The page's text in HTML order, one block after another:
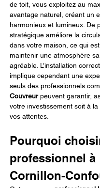
de toit, vous exploitez au
avantage naturel, créant un
harmonieux et lumineux. De
stratégique améliore la
dans votre maison, ce qui
maintenir une atmosphère
agréable. L’installation
implique cependant une
seuls des professionnels
Couvreur peuvent garantir,
votre investissement soit à
vos attentes.
Pourquoi
professionnel à
Cornillon-